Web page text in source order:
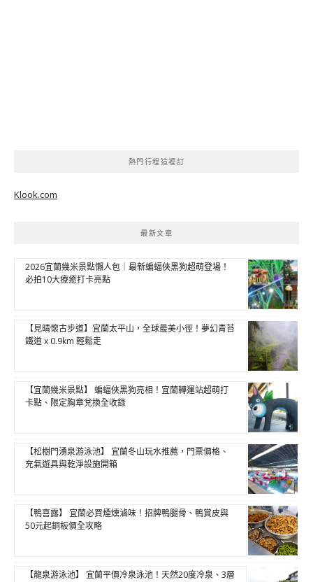
熱門行程這裡訂
Klook.com
最新文章
2026宜蘭幾米景點懶人包｜最新蝙蝠俠黑狗超萌登場！
必拍10大療癒打卡亮點
【見晴懷古步道】宜蘭太平山，全球最美小徑！夢幻青苔
鐵道 x 0.9km 輕鬆走
【宜蘭幾米景點】 蝙蝠俠黑狗亮相！宜蘭轉運站超萌打
卡點、限定胸章兌換全收錄
【松樹門湧泉游泳池】 宜蘭冬山玩水推薦，門票價格、
充氣遊具與乾淨設施開箱
【鴨喜露】 宜蘭必買煙燻滷味！招牌鴨腿骨、鴨賞皮與
50元起銅板價全攻略
【龍泉游泳池】 宜蘭平價冷泉泳池！天然20度冷泉、3層